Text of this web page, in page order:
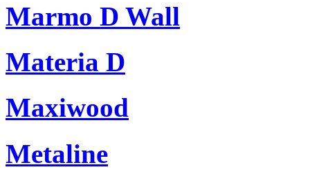
Marmo D Wall
Materia D
Maxiwood
Metaline